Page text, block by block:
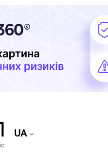
UA